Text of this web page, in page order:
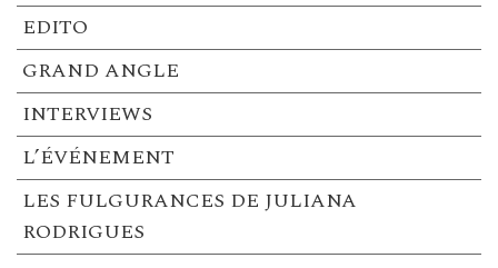
EDITO
GRAND ANGLE
INTERVIEWS
L’ÉVÉNEMENT
LES FULGURANCES DE JULIANA
RODRIGUES